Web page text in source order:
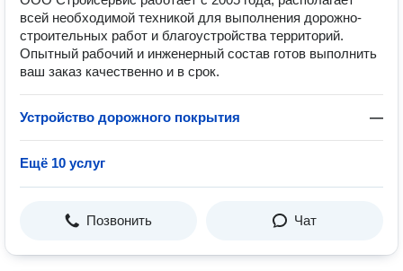
всей необходимой техникой для выполнения дорожно-
строительных работ и благоустройства территорий.
Опытный рабочий и инженерный состав готов выполнить
ваш заказ качественно и в срок.
Устройство дорожного покрытия —
Ещё 10 услуг
Позвонить Чат